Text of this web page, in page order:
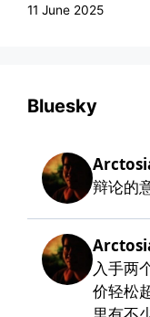
11 June 2025
Bluesky